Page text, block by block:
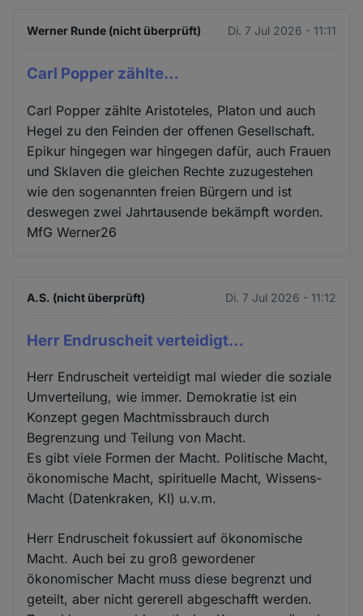
Werner Runde (nicht überprüft) Di. 7 Jul 2026 - 11:11
Carl Popper zählte…
Carl Popper zählte Aristoteles, Platon und auch
Hegel zu den Feinden der offenen Gesellschaft.
Epikur hingegen war hingegen dafür, auch Frauen
und Sklaven die gleichen Rechte zuzugestehen
wie den sogenannten freien Bürgern und ist
deswegen zwei Jahrtausende bekämpft worden.
MfG Werner26
A.S. (nicht überprüft) Di. 7 Jul 2026 - 11:12
Herr Endruscheit verteidigt…
Herr Endruscheit verteidigt mal wieder die soziale
Umverteilung, wie immer. Demokratie ist ein
Konzept gegen Machtmissbrauch durch
Begrenzung und Teilung von Macht.
Es gibt viele Formen der Macht. Politische Macht,
ökonomische Macht, spirituelle Macht, Wissens-
Macht (Datenkraken, KI) u.v.m.
Herr Endruscheit fokussiert auf ökonomische
Macht. Auch bei zu groß gewordener
ökonomischer Macht muss diese begrenzt und
geteilt, aber nicht gererell abgeschafft werden.